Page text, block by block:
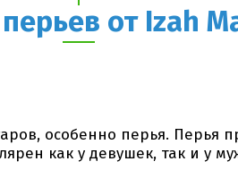
от Izah
особенно перья. Перья
как у девушек, так и у